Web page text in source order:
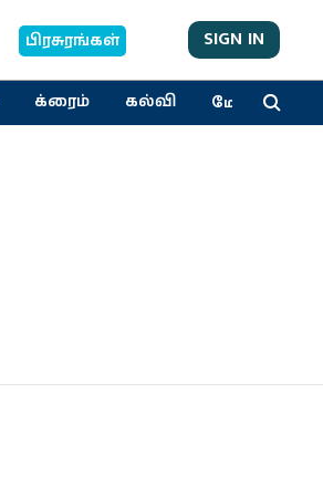
பிரசுரங்கள் SIGN IN
க்ரைம் கல்வி மேலும்